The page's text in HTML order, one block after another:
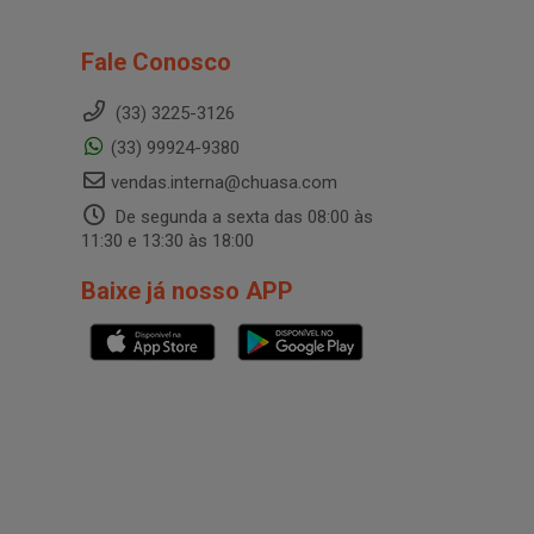
Fale Conosco
(33) 3225-3126
(33) 99924-9380
vendas.interna@chuasa.com
De segunda a sexta das 08:00 às
11:30 e 13:30 às 18:00
Baixe já nosso APP